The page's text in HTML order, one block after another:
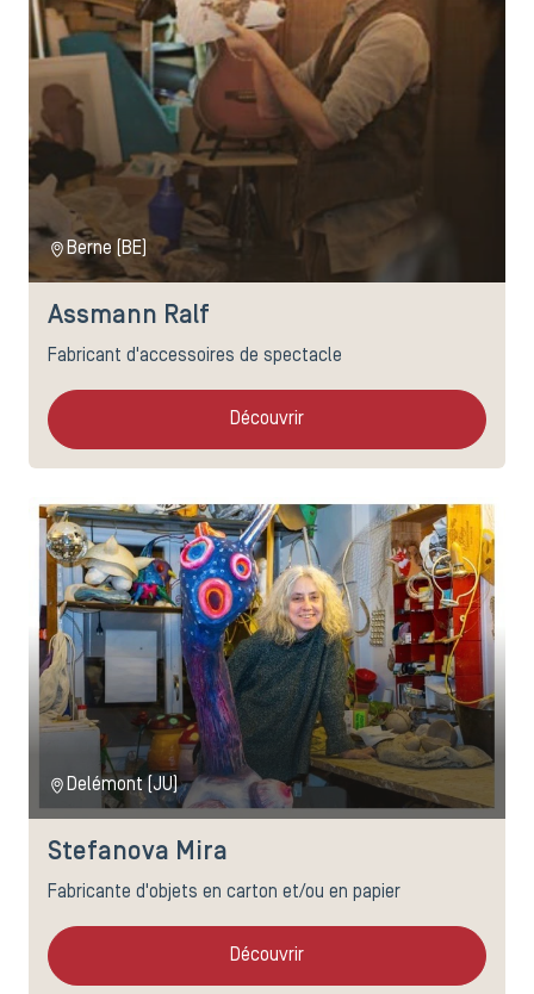
Berne (BE)
Assmann Ralf
Fabricant d'accessoires de spectacle
Découvrir
Delémont (JU)
Stefanova Mira
Fabricante d'objets en carton et/ou en papier
Découvrir